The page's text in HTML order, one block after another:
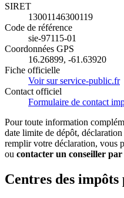
SIRET
13001146300119
Code de référence
sie-97115-01
Coordonnées GPS
16.26899, -61.63920
Fiche officielle
Voir sur service-public.fr
Contact officiel
Formulaire de contact
Pour toute information
date limite de dépôt,
remplir votre déclaration, vous
ou contacter un conseiller par
Centres des impôts